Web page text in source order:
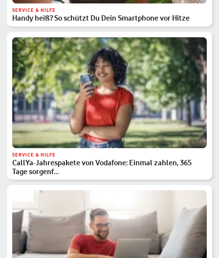
SERVICE & HILFE
Handy heiß? So schützt Du Dein Smartphone vor Hitze
SERVICE & HILFE
CallYa-Jahrespakete von Vodafone: Einmal zahlen, 365
Tage sorgenf…